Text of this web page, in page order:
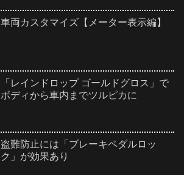
車両カスタマイズ【メーター表示編】
「レインドロップ ゴールドグロス」で
ボディから車内までツルピカに
盗難防止には「ブレーキペダルロッ
ク」が効果あり